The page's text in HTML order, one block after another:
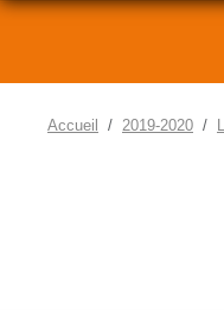
Accueil 2019-2020